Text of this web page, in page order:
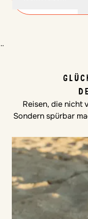
¨
Reisen, die nicht
Sondern spürbar